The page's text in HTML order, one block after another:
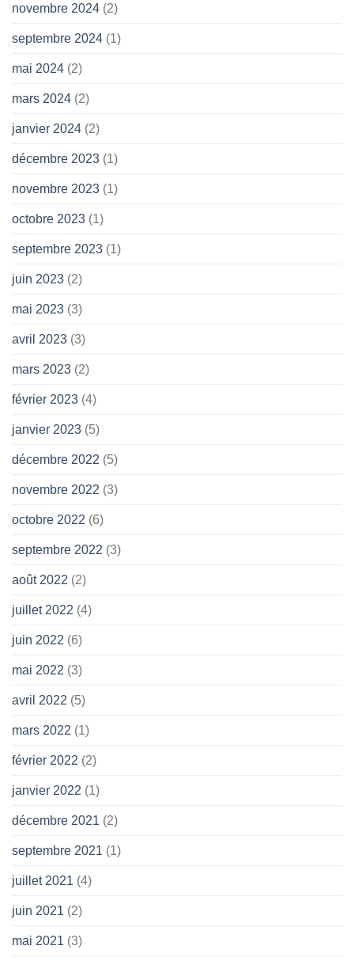
novembre 2024 (2)
septembre 2024 (1)
mai 2024 (2)
mars 2024 (2)
janvier 2024 (2)
décembre 2023 (1)
novembre 2023 (1)
octobre 2023 (1)
septembre 2023 (1)
juin 2023 (2)
mai 2023 (3)
avril 2023 (3)
mars 2023 (2)
février 2023 (4)
janvier 2023 (5)
décembre 2022 (5)
novembre 2022 (3)
octobre 2022 (6)
septembre 2022 (3)
août 2022 (2)
juillet 2022 (4)
juin 2022 (6)
mai 2022 (3)
avril 2022 (5)
mars 2022 (1)
février 2022 (2)
janvier 2022 (1)
décembre 2021 (2)
septembre 2021 (1)
juillet 2021 (4)
juin 2021 (2)
mai 2021 (3)